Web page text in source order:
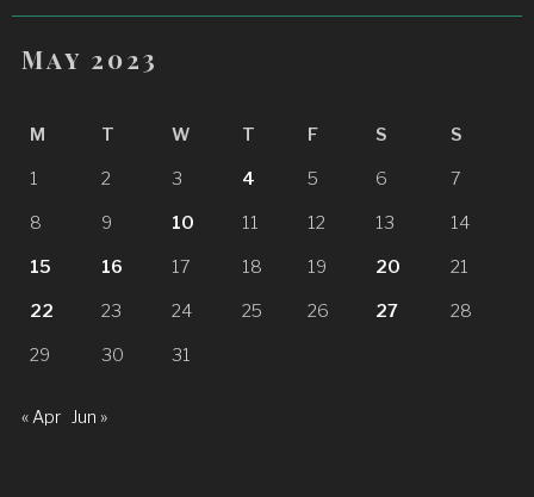
May 2023
M T W T F S S
1 2 3 4 5 6 7
8 9 10 11 12 13 14
15 16 17 18 19 20 21
22 23 24 25 26 27 28
29 30 31
« Apr Jun »